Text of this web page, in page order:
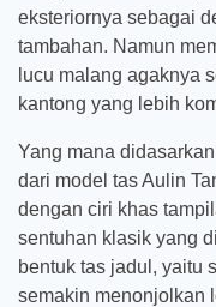
eksteriornya sebagai
tambahan. Namun
lucu malang agaknya
kantong yang lebih
Yang mana
dari model tas Aulin
dengan ciri khas
sentuhan klasik yang
bentuk tas jadul, yaitu
semakin menonjolkan